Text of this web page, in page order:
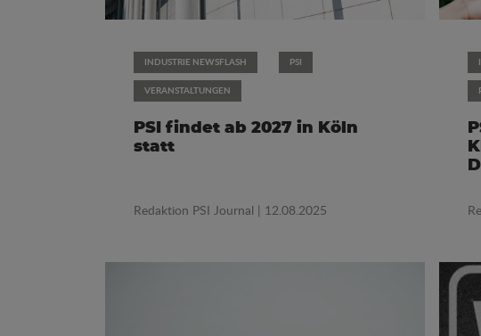
INDUSTRIE NEWSFLASH PSI
VERANSTALTUNGEN
PSI findet ab 2027 in Köln
statt
Redaktion PSI Journal | 12.08.2025